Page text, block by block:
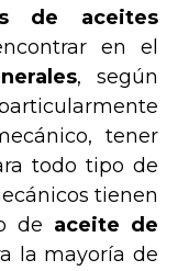
de aceites
en el
, según
tener
todo tipo de
tienen
de aceite de
la mayoría de